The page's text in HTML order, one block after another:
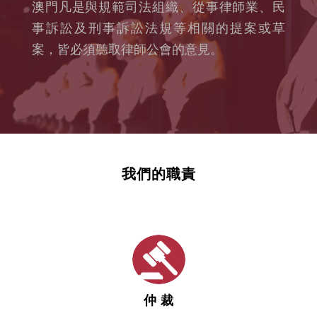
澳門凡是與規範司法組織、從事律師業、民
事訴訟及刑事訴訟法規等相關的提案或草
案，皆必須聽取律師公會的意見。
我們的職責
仲 裁